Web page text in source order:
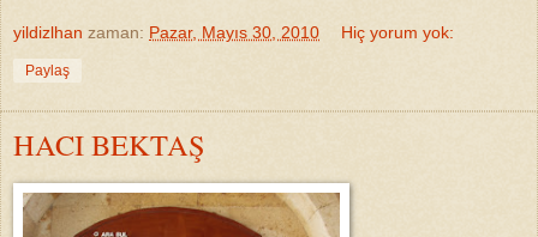
yildizlhan zaman: Pazar, Mayıs 30, 2010 Hiç yorum yok:
Paylaş
HACI BEKTAŞ